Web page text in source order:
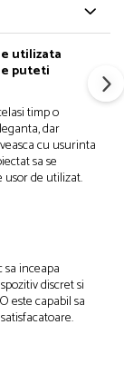
utilizata
puteti
timp o
dar
cu usurinta
sa se
usor de utilizat.
inceapa
discret si
este capabil sa